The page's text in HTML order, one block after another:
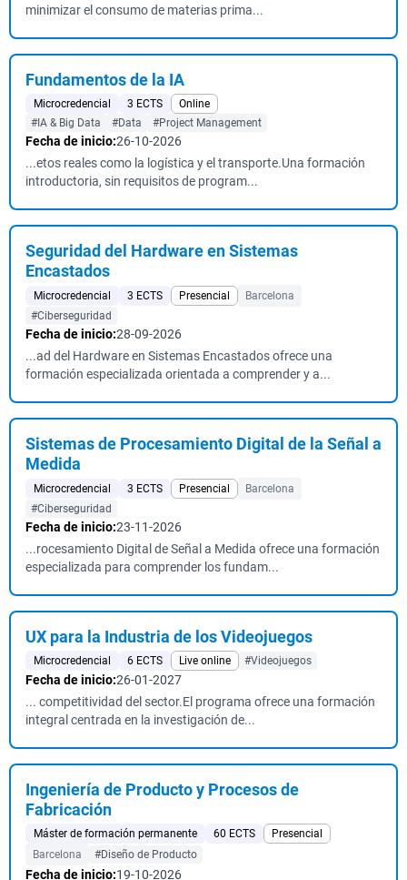
minimizar el consumo de materias prima...
Fundamentos de la IA
Microcredencial 3 ECTS
Online
#IA & Big Data
#Data #Project Management
Fecha de inicio:26-10-2026
...etos reales como la logística y el transporte.Una formación
introductoria, sin requisitos de program...
Seguridad del Hardware en Sistemas
Encastados
Microcredencial 3 ECTS Presencial
Barcelona
#Ciberseguridad
Fecha de inicio:28-09-2026
...ad del Hardware en Sistemas Encastados ofrece una
formación especializada orientada a comprender y a...
Sistemas de Procesamiento Digital de la Señal a
Medida
Microcredencial 3 ECTS Presencial
Barcelona
#Ciberseguridad
Fecha de inicio:23-11-2026
...rocesamiento Digital de Señal a Medida ofrece una formación
especializada para comprender los fundam...
UX para la Industria de los Videojuegos
Microcredencial 6 ECTS Live online #Videojuegos
Fecha de inicio:26-01-2027
... competitividad del sector.El programa ofrece una formación
integral centrada en la investigación de...
Ingeniería de Producto y Procesos de
Fabricación
Máster de formación permanente 60 ECTS
Presencial
Barcelona
#Diseño de Producto
Fecha de inicio:19-10-2026